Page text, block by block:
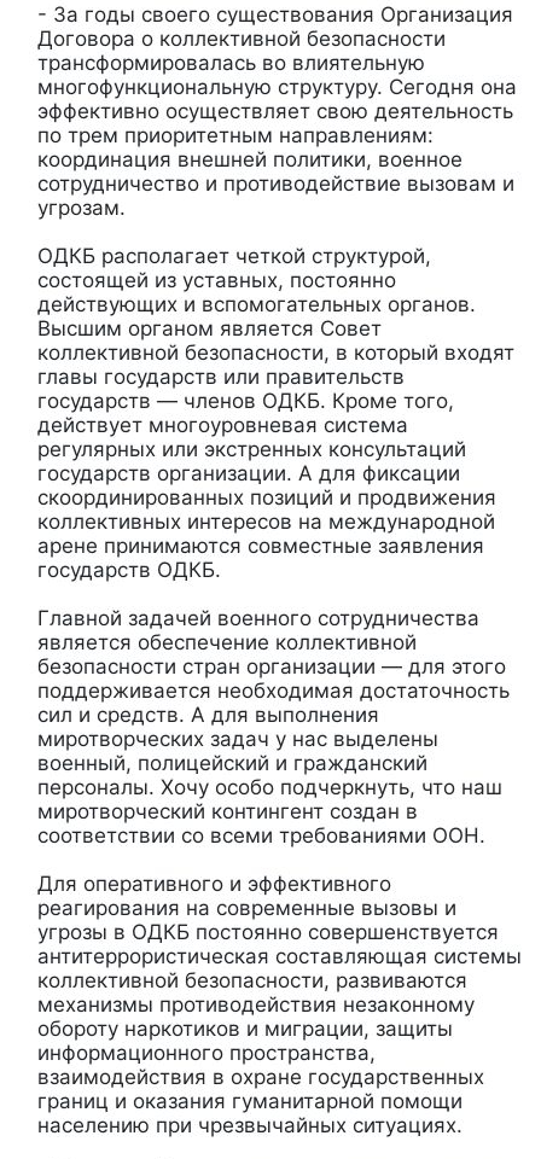
- За годы своего существования Организация
Договора о коллективной безопасности
трансформировалась во влиятельную
многофункциональную структуру. Сегодня она
эффективно осуществляет свою деятельность
по трем приоритетным направлениям:
координация внешней политики, военное
сотрудничество и противодействие вызовам и
угрозам.
ОДКБ располагает четкой структурой,
состоящей из уставных, постоянно
действующих и вспомогательных органов.
Высшим органом является Совет
коллективной безопасности, в который входят
главы государств или правительств
государств — членов ОДКБ. Кроме того,
действует многоуровневая система
регулярных или экстренных консультаций
государств организации. А для фиксации
скоординированных позиций и продвижения
коллективных интересов на международной
арене принимаются совместные заявления
государств ОДКБ.
Главной задачей военного сотрудничества
является обеспечение коллективной
безопасности стран организации — для этого
поддерживается необходимая достаточность
сил и средств. А для выполнения
миротворческих задач у нас выделены
военный, полицейский и гражданский
персоналы. Хочу особо подчеркнуть, что наш
миротворческий контингент создан в
соответствии со всеми требованиями ООН.
Для оперативного и эффективного
реагирования на современные вызовы и
угрозы в ОДКБ постоянно совершенствуется
антитеррористическая составляющая системы
коллективной безопасности, развиваются
механизмы противодействия незаконному
обороту наркотиков и миграции, защиты
информационного пространства,
взаимодействия в охране государственных
границ и оказания гуманитарной помощи
населению при чрезвычайных ситуациях.